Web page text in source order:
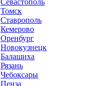
Севастополь
Томск
Ставрополь
Кемерово
Оренбург
Новокузнецк
Балашиха
Рязань
Чебоксары
Пенза